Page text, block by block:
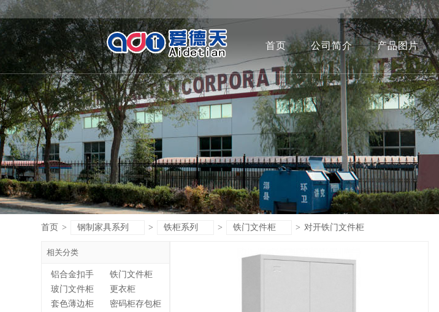
首页 公司简介 产品图片
首页 > 钢制家具系列 > 铁柜系列 > 铁门文件柜 > 对开铁门文件柜
相关分类
铝合金扣手
铁门文件柜
玻门文件柜
更衣柜
套色薄边柜
密码柜存包柜